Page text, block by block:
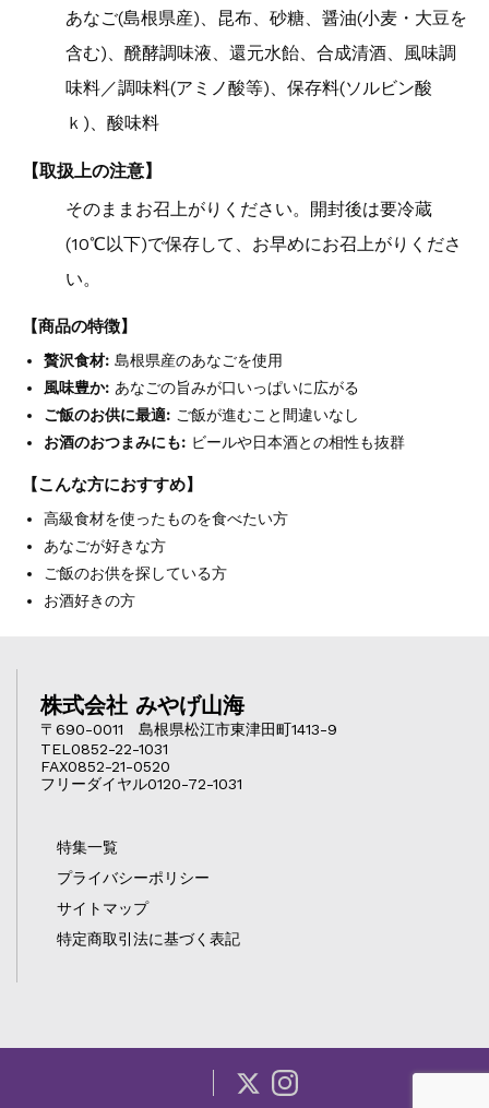
あなご(島根県産)、昆布、砂糖、醤油(小麦・大豆を
含む)、醗酵調味液、還元水飴、合成清酒、風味調
味料／調味料(アミノ酸等)、保存料(ソルビン酸
ｋ)、酸味料
【取扱上の注意】
そのままお召上がりください。開封後は要冷蔵
(10℃以下)で保存して、お早めにお召上がりくださ
い。
【商品の特徴】
贅沢食材:島根県産のあなごを使用
風味豊か:あなごの旨みが口いっぱいに広がる
ご飯のお供に最適:ご飯が進むこと間違いなし
お酒のおつまみにも:ビールや日本酒との相性も抜群
【こんな方におすすめ】
高級食材を使ったものを食べたい方
あなごが好きな方
ご飯のお供を探している方
お酒好きの方
株式会社 みやげ山海
〒690-0011 島根県松江市東津田町1413-9
TEL0852-22-1031
FAX0852-21-0520
フリーダイヤル0120-72-1031
特集一覧
プライバシーポリシー
サイトマップ
特定商取引法に基づく表記